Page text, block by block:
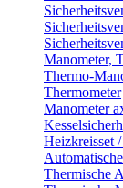
Manometer,
Thermo-
Thermometer
Manometer
Heizkreisset
Thermische